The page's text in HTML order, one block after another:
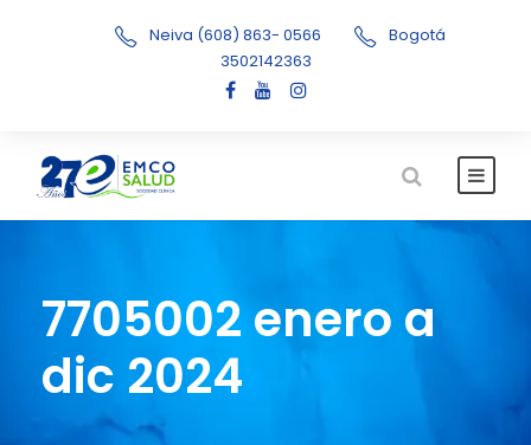
Neiva (608) 863- 0566
Bogotá
3502142363
7705002 enero a
dic 2024